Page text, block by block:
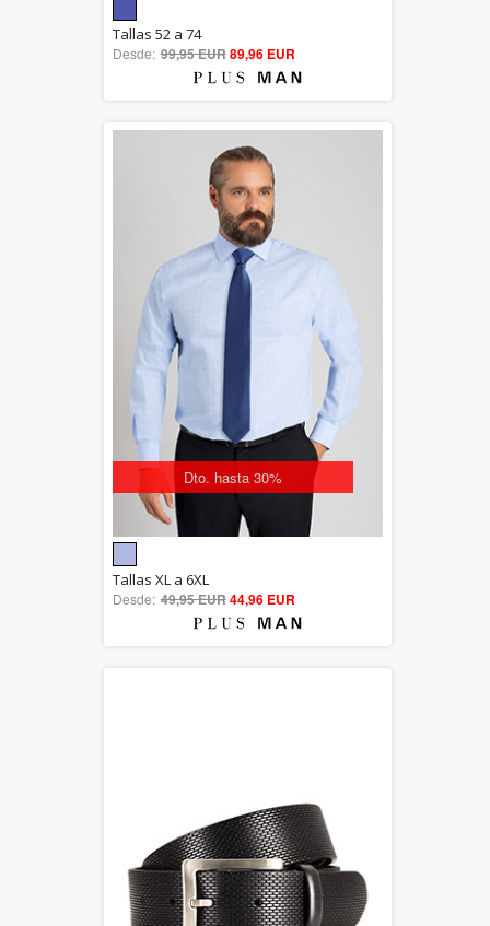
out of 5
Tallas 52 a 74
Desde: 99,95 EUR89,96 EUR
Dto. hasta 30%
5.00
out of 5
Tallas XL a 6XL
Desde: 49,95 EUR44,96 EUR